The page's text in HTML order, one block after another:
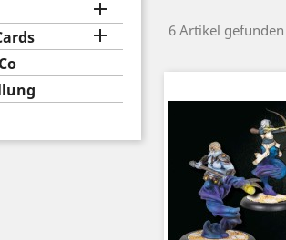

 6 Artikel gefunden